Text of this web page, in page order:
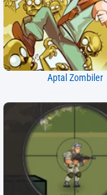
Aptal Zombiler